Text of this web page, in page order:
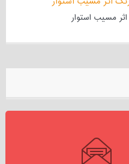
مسیب استوار